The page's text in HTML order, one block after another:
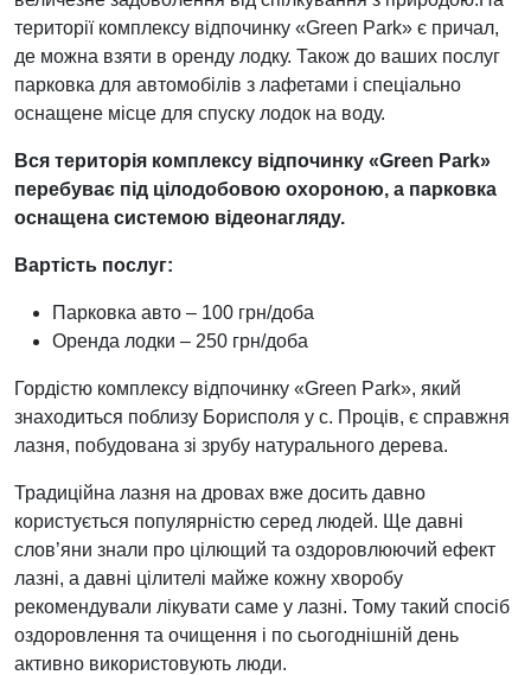
території комплексу відпочинку «Green Park» є причал,
де можна взяти в оренду лодку. Також до ваших послуг
парковка для автомобілів з лафетами і спеціально
оснащене місце для спуску лодок на воду.
Вся територія комплексу відпочинку «Green Park»
перебуває під цілодобовою охороною, а парковка
оснащена системою відеонагляду.
Вартість послуг:
Парковка авто – 100 грн/доба
Оренда лодки – 250 грн/доба
Гордістю комплексу відпочинку «Green Park», який
знаходиться поблизу Борисполя у с. Проців, є справжня
лазня, побудована зі зрубу натурального дерева.
Традиційна лазня на дровах вже досить давно
користується популярністю серед людей. Ще давні
слов’яни знали про цілющий та оздоровлюючий ефект
лазні, а давні цілителі майже кожну хворобу
рекомендували лікувати саме у лазні. Тому такий спосіб
оздоровлення та очищення і по сьогоднішній день
активно використовують люди.